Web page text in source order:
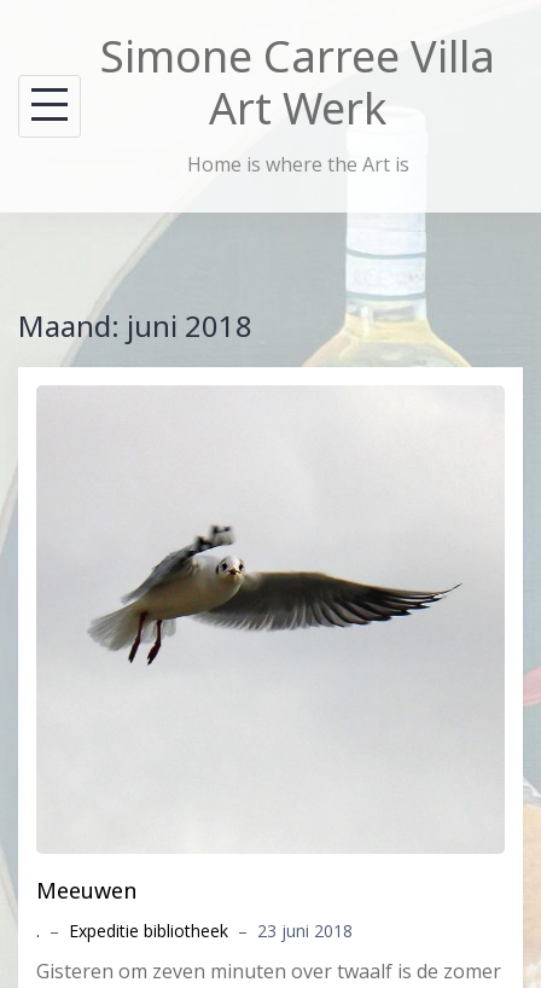
content
Simone Carree Villa
Art Werk
Home is where the Art is
Maand: juni 2018
Meeuwen
. – Expeditie bibliotheek – 23 juni 2018
Gisteren om zeven minuten over twaalf is de zomer